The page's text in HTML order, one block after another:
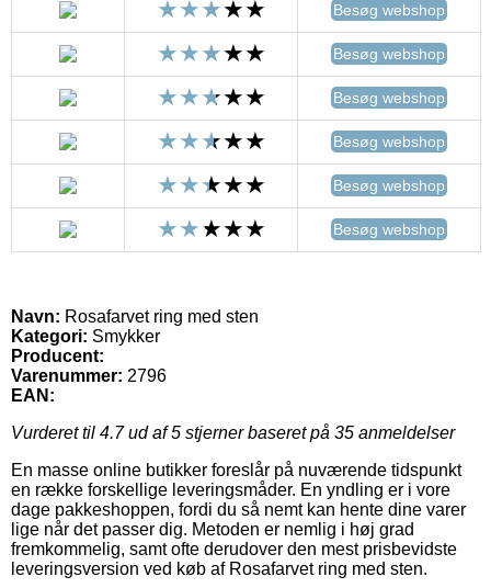
Besøg webshop
Besøg webshop
Besøg webshop
Besøg webshop
Besøg webshop
Besøg webshop
Navn: Rosafarvet ring med sten
Kategori: Smykker
Producent:
Varenummer: 2796
EAN:
Vurderet til 4.7ud af 5 stjerner baseret på 35 anmeldelser
En masse online butikker foreslår på nuværende tidspunkt
en række forskellige leveringsmåder. En yndling er i vore
dage pakkeshoppen, fordi du så nemt kan hente dine varer
lige når det passer dig. Metoden er nemlig i høj grad
fremkommelig, samt ofte derudover den mest prisbevidste
leveringsversion ved køb af Rosafarvet ring med sten.